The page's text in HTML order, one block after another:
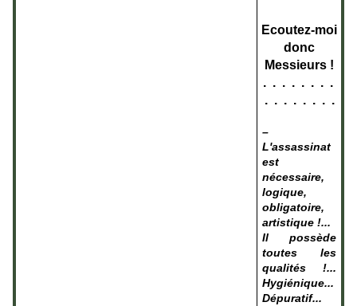
Ecoutez-moi
donc
Messieurs !
. . . . . . . .
. . . . . . . .
–
L'assassinat
est
nécessaire,
logique,
obligatoire,
artistique !...
Il possède
toutes les
qualités !...
Hygiénique...
Dépuratif...